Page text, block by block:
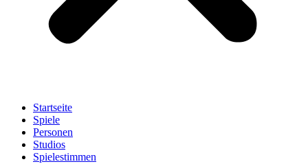
Startseite
Spiele
Personen
Studios
Spielestimmen